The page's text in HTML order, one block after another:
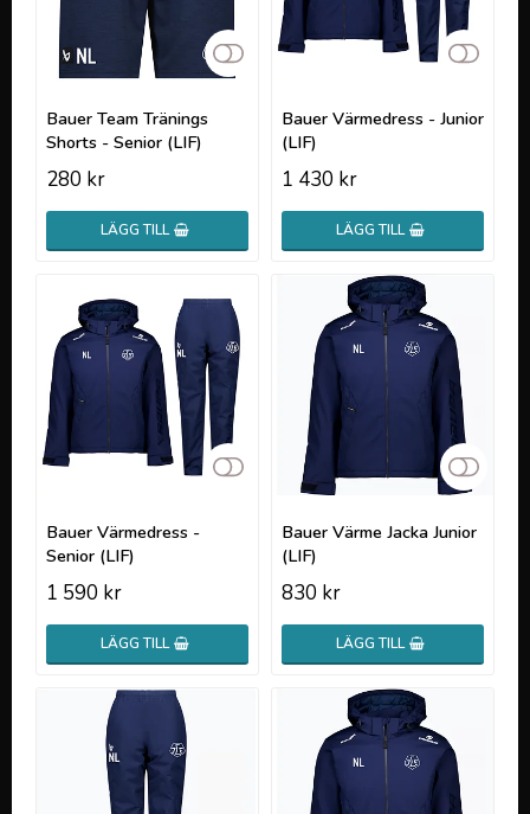
Bauer Team Tränings
Shorts - Senior (LIF)
280 kr
LÄGG TILL
Bauer Värmedress - Junior
(LIF)
1 430 kr
LÄGG TILL
Bauer Värmedress -
Senior (LIF)
1 590 kr
LÄGG TILL
Bauer Värme Jacka Junior
(LIF)
830 kr
LÄGG TILL